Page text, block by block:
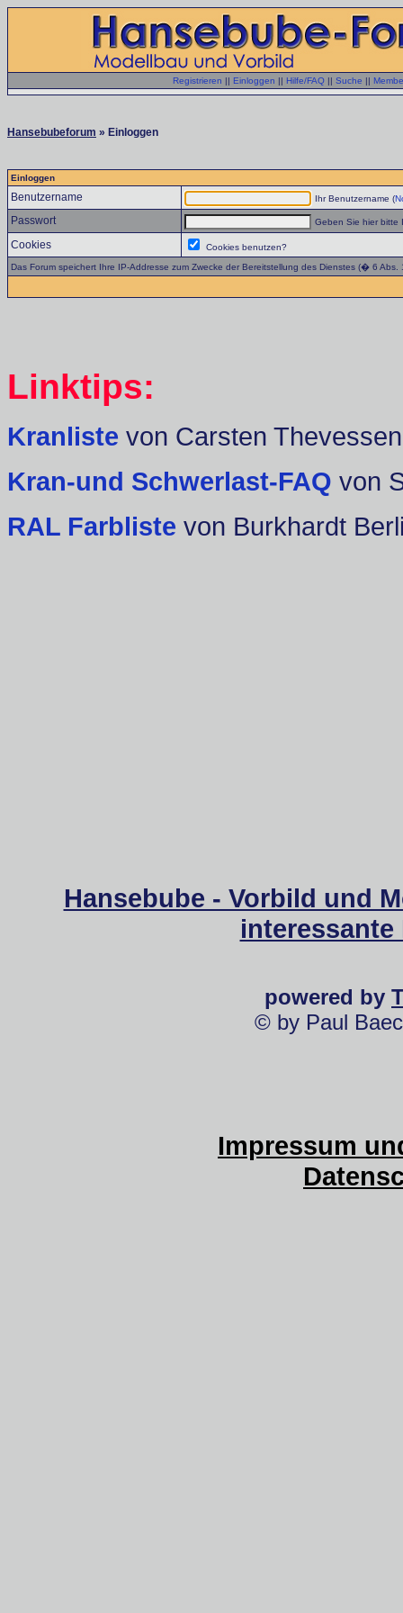
Registrieren || Einloggen || Hilfe/FAQ || Suche ||
Hansebubeforum » Einloggen
Einloggen
Benutzername Ihr Benutzername (
Passwort Geben Sie hier bitte
Cookies
Cookies benutzen?
Das Forum speichert Ihre IP-Addresse zum Zwecke der Bereitstellung des Dienstes (� 6
Linktips:
Kranliste von Carsten Thevessen
Kran-und Schwerlast-FAQ von
RAL Farbliste von Burkhardt
Hansebube - Vorbild und
powered by
© by Paul
Impressum